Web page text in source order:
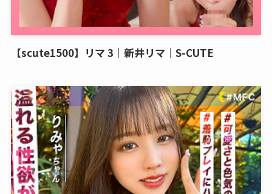
【scute1500】リマ 3｜新井リマ｜S-CUTE